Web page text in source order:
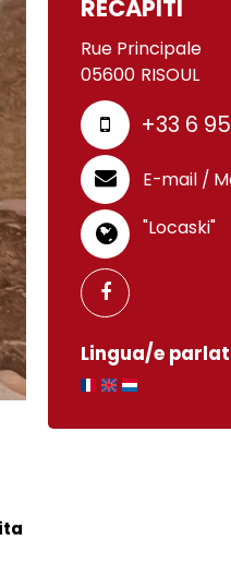
RECAPITI
Rue Principale
05600 RISOUL
+33 6
E-mail /
"Locaski"
Lingua/e